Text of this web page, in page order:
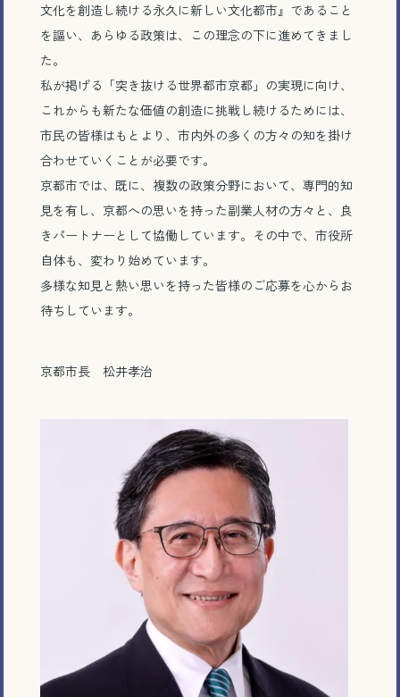
文化を創造し続ける永久に新しい文化都市』であること
を謳い、あらゆる政策は、この理念の下に進めてきまし
た。
私が掲げる「突き抜ける世界都市京都」の実現に向け、
これからも新たな価値の創造に挑戦し続けるためには、
市民の皆様はもとより、市内外の多くの方々の知を掛け
合わせていくことが必要です。
京都市では、既に、複数の政策分野において、専門的知
見を有し、京都への思いを持った副業人材の方々と、良
きパートナーとして協働しています。その中で、市役所
自体も、変わり始めています。
多様な知見と熱い思いを持った皆様のご応募を心からお
待ちしています。
京都市長 松井孝治